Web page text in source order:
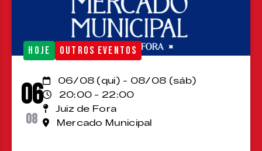
HOJE OUTROS EVENTOS
06
08
06/08 (qui) - 08/08 (sáb)
20:00 - 22:00
Juiz de Fora
Mercado Municipal